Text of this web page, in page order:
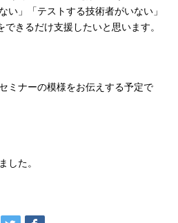
い」「テストする技術者がいない」
できるだけ支援したいと思います。
ミナーの模様をお伝えする予定で
した。